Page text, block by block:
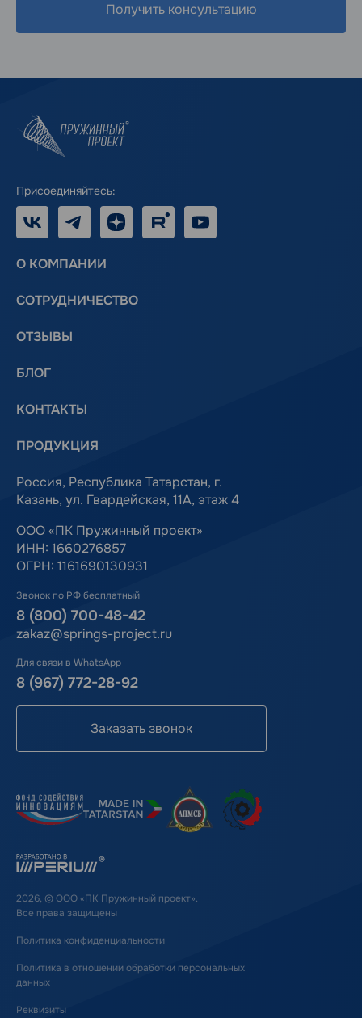
Получить консультацию
Присоединяйтесь:
Telegram Дзен RUTUBE
О КОМПАНИИ
СОТРУДНИЧЕСТВО
ОТЗЫВЫ
БЛОГ
КОНТАКТЫ
ПРОДУКЦИЯ
Россия, Республика Татарстан, г.
Казань, ул. Гвардейская, 11А, этаж 4
ООО «ПК Пружинный проект»
ИНН: 1660276857
ОГРН: 1161690130931
Звонок по РФ бесплатный
8 (800) 700-48-42
zakaz@springs-project.ru
Для связи в WhatsApp
8 (967) 772-28-92
Заказать звонок
2026, © ООО «ПК Пружинный проект».
Все права защищены
Политика конфиденциальности
Политика в отношении обработки персональных
данных
Реквизиты